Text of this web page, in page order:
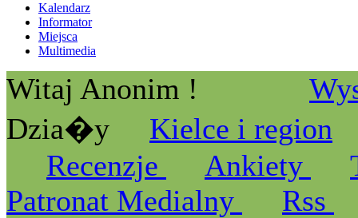
Kalendarz
Informator
Miejsca
Multimedia
Witaj Anonim !
Dzia�y
Kielce i region
Recenzje
Ankiety
Patronat Medialny
Rss